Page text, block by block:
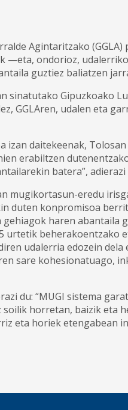
Agintaritzako
—eta, ondorioz,
guztiez baliatzen
sinatutako
GGLAren, udalen eta
izan daitekeenak,
erabiltzen
batera”,
mugikortasun-eredu
duten konpromisoa
haren
udalerria edozein
sare kohesionatuago,
du: “MUGI sistema
horretan, baizik
eta horiek etengabean